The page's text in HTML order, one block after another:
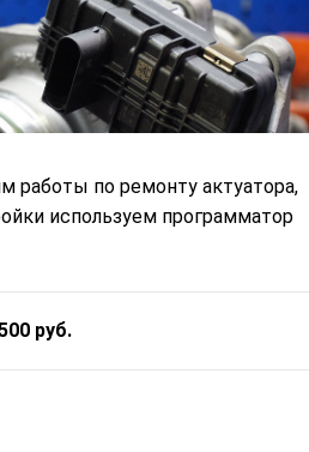
работы по ремонту актуатора,
используем программатор
руб.